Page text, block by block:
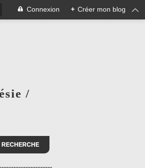
Connexion + Créer mon blog
/